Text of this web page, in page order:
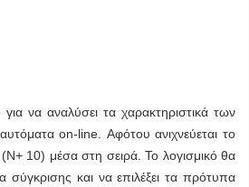
να αναλύσει τα χαρακτηριστικά των
on-line. Αφότου ανιχνεύεται το
(N+ 10) μέσα στη σειρά. Το λογισμικό θα
σύγκρισης και να επιλέξει τα πρότυπα